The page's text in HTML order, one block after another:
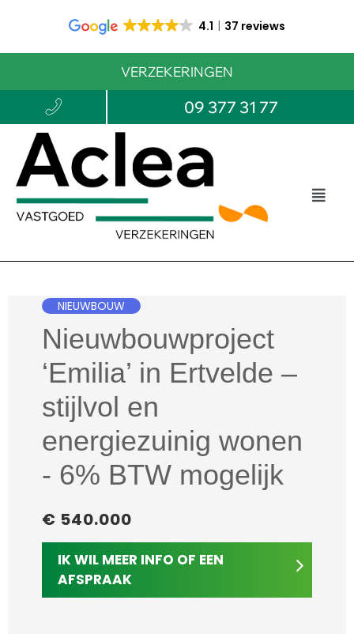
4.1 37 reviews
VERZEKERINGEN
09 377 31 77
NIEUWBOUW
Nieuwbouwproject
‘Emilia’ in Ertvelde –
stijlvol en
energiezuinig wonen
- 6% BTW mogelijk
€ 540.000
IK WIL MEER INFO OF EEN
AFSPRAAK